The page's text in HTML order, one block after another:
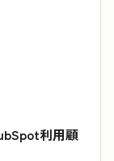
利用顧